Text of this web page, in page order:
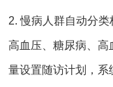
2. 慢病人群自动分类
高血压、糖尿病、高
量设置随访计划，系